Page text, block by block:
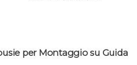
per Montaggio su Guida